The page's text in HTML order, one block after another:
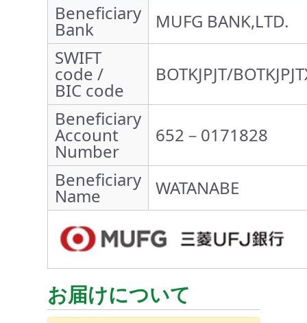
Beneficiary
Bank
MUFG BANK,LTD.
SWIFT
code /
BIC code
BOTKJPJT/
Beneficiary
Account
Number
652－0171828
Beneficiary
Name WATANABE
お届けについて